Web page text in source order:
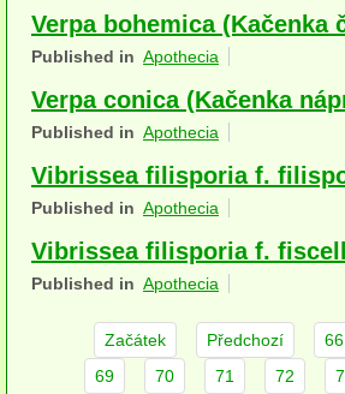
fungikolní
šišky, plody, květy
koprofilní
lichenizované
herbikolní-dvouděložné
herbikolní-jednoděložné
herbikolní-kapraďorosty
Verpa bohemica (Kačenka
Published in Apothecia
Verpa conica (Kačenka
Published in Apothecia
Vibrissea filisporia f.
Published in Apothecia
Vibrissea filisporia f.
Published in Apothecia
Začátek Předchozí 66
69
70 71 72